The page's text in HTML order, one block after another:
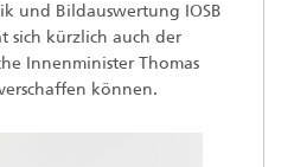
und Bildauswertung IOSB
sich kürzlich auch der
Innenminister Thomas
können.